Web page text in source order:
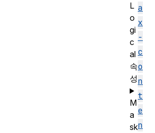
a
x
-
c
o
n
t
e
n
L
o
gi
c
al
속
성
M
a
sk